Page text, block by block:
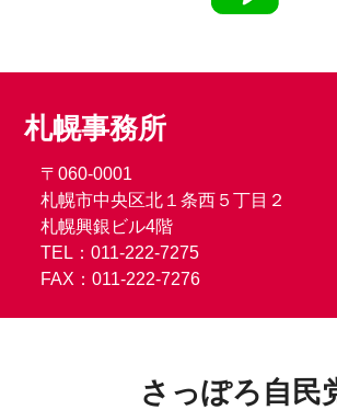
札幌事務所
〒060-0001
札幌市中央区北１条西５丁目２
札幌興銀ビル4階
TEL：011-222-7275
FAX：011-222-7276
さっぽろ自民